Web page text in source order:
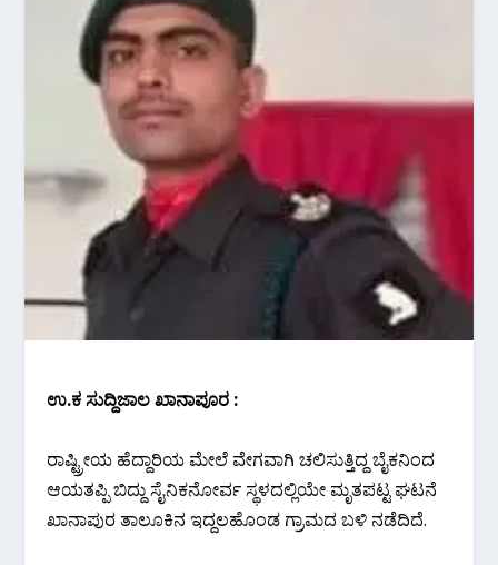
ಉ.ಕ ಸುದ್ದಿಜಾಲ ಖಾನಾಪೂರ :
ರಾಷ್ಟ್ರೀಯ ಹೆದ್ದಾರಿಯ ಮೇಲೆ ವೇಗವಾಗಿ ಚಲಿಸುತ್ತಿದ್ದ ಬೈಕನಿಂದ
ಆಯತಪ್ಪಿ ಬಿದ್ದು ಸೈನಿಕನೋರ್ವ ಸ್ಥಳದಲ್ಲಿಯೇ ಮೃತಪಟ್ಟ ಘಟನೆ
ಖಾನಾಪುರ ತಾಲೂಕಿನ ಇದ್ದಲಹೊಂಡ ಗ್ರಾಮದ ಬಳಿ ನಡೆದಿದೆ.